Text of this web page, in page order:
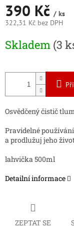
390 Kč / ks
322,31 Kč bez DPH
cena:
Skladem (3
Osvědčený čistič
Pravidelné
a prodlužuj jeho
lahvička 500ml
Detailní informace
ZEPTAT SE